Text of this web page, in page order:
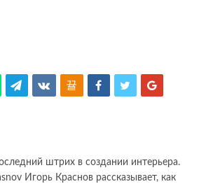
штрих в создании интерьера.
Игорь Краснов рассказывает, как